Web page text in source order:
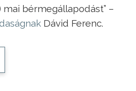
mai bérmegállapodást” –
Dávid Ferenc.